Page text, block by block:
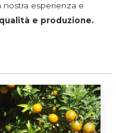
esperienza e
qualità e produzione.